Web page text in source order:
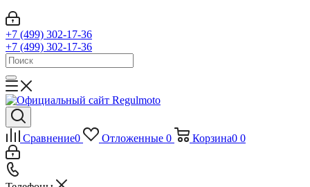
+7 (499) 302-17-36
+7 (499) 302-17-36
Сравнение0 Отложенные 0 Корзина0 0